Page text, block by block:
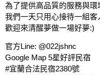
為了提供高品質的服務與環
我們一天只用心接待一組客
歡迎來清醒夢做一場好夢:)
官方Line: @022jshnc
Google Map 5星好評民宿
#宜蘭合法民宿2380號